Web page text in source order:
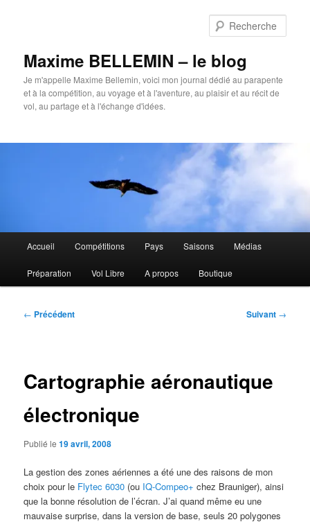
Maxime BELLEMIN – le blog
Je m'appelle Maxime Bellemin, voici mon journal dédié au parapente
et à la compétition, au voyage et à l'aventure, au plaisir et au récit de
vol, au partage et à l'échange d'idées.
principal
Accueil Compétitions Pays Saisons Médias
Préparation Vol Libre A propos Boutique
Navigation
← Précédent Suivant →
Cartographie aéronautique
électronique
Publié le19 avril, 2008
La gestion des zones aériennes a été une des raisons de mon
choix pour le Flytec 6030 (ou IQ-Compeo+ chez Brauniger), ainsi
que la bonne résolution de l’écran. J’ai quand même eu une
mauvaise surprise, dans la version de base, seuls 20 polygones